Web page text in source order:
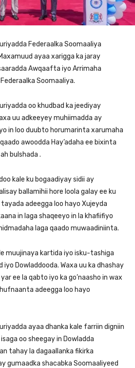
Federaalka Soomaaliya
ayaa xarigga ka jaray
Awqaafta iyo Arrimaha
Soomaaliya.
oo khudbad ka jeediyay
uu adkeeyey muhiimadda ay
in loo duubto horumarinta xarumaha
awoodda Hay’adaha ee bixinta
bulshada .
kale ku bogaadiyay sidii ay
ballamihii hore loola galay ee ku
adeegga loo hayo Xujeyda
in laga shaqeeyo in la khafiifiyo
laga qaado muwaadiniinta.
muujinaya kartida iyo isku-tashiga
iyo Dowladdooda. Waxa uu ka dhashay
ee la qabto iyo ka go’naasho in wax
adeegga loo hayo
ayaa dhanka kale farriin digniin
oo sheegay in Dowladda
tahay la dagaallanka fikirka
gumaadka shacabka Soomaaliyeed